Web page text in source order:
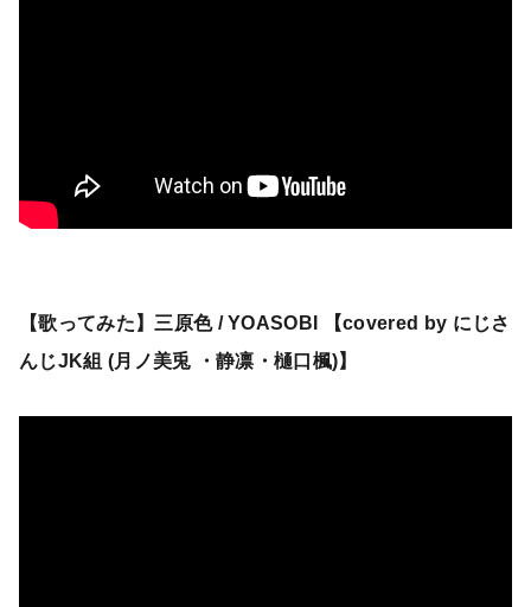
【歌ってみた】三原色 / YOASOBI 【covered by にじさ
んじJK組 (月ノ美兎 ・静凛・樋口楓)】